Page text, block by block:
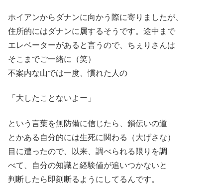
ホイアンからダナンに向かう際に寄りましたが、
住所的にはダナンに属するそうです。途中まで
エレベーターがあると言うので、ちぇりさんは
そこまでご一緒に（笑）
不案内な山では一度、慣れた人の
「大したことないよー」
という言葉を無防備に信じたら、鎖伝いの道
とかある自分的には生死に関わる（大げさな）
目に遭ったので、以来、調べられる限りを調
べて、自分の知識と経験値が追いつかないと
判断したら即刻断るようにしてるんです。